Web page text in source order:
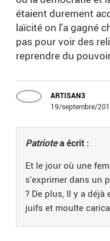
étaient durement
laïcité on l'a gagné
pas pour voir des
reprendre du
ARTISAN3
19/septembre/
Patriotea écrit :
Et le jour où une
s'exprimer dans un
? De plus, Il y a
juifs et moulte